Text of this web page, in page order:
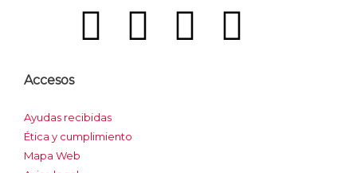
c
o
n
F
c
e
L
Y
I
Accesos
Ayudas recibidas
Ética y cumplimiento
Mapa Web